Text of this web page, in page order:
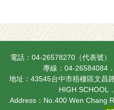
電話：04-26578270（代表號
專線：04-26584084．
地址：43545台中市梧棲區文昌
HIGH SCHOOL
Address：No.400 Wen Chang